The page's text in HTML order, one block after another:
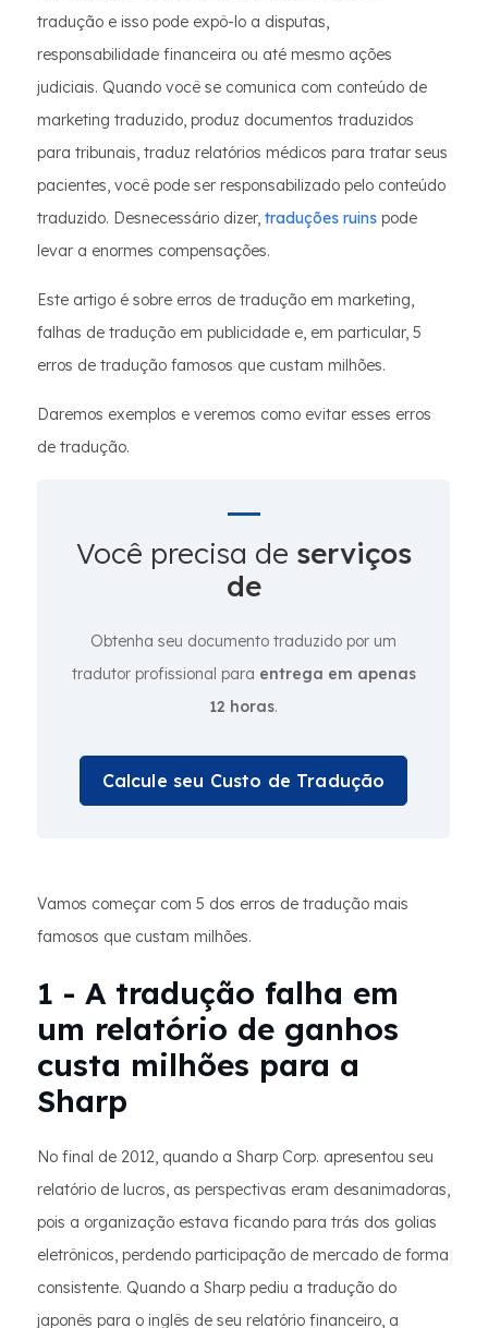
tradução e isso pode expô-lo a disputas,
responsabilidade financeira ou até mesmo ações
judiciais. Quando você se comunica com conteúdo de
marketing traduzido, produz documentos traduzidos
para tribunais, traduz relatórios médicos para tratar seus
pacientes, você pode ser responsabilizado pelo conteúdo
traduzido. Desnecessário dizer, traduções ruins pode
levar a enormes compensações.
Este artigo é sobre erros de tradução em marketing,
falhas de tradução em publicidade e, em particular, 5
erros de tradução famosos que custam milhões.
Daremos exemplos e veremos como evitar esses erros
de tradução.
Você precisa de serviços
de
Obtenha seu documento traduzido por um
tradutor profissional para entrega em apenas
12 horas.
Calcule seu Custo de Tradução
Vamos começar com 5 dos erros de tradução mais
famosos que custam milhões.
1 - A tradução falha em
um relatório de ganhos
custa milhões para a
Sharp
No final de 2012, quando a Sharp Corp. apresentou seu
relatório de lucros, as perspectivas eram desanimadoras,
pois a organização estava ficando para trás dos golias
eletrônicos, perdendo participação de mercado de forma
consistente. Quando a Sharp pediu a tradução do
japonês para o inglês de seu relatório financeiro, a